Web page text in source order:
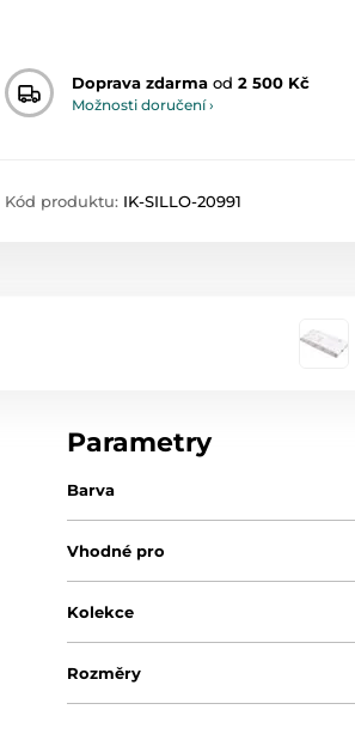
Doprava zdarma od 2 500 Kč
Možnosti doručení ›
Kód produktu: IK-SILLO-20991
Parametry
Barva
Vhodné pro
Kolekce
Rozměry